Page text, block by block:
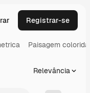
Registrar-se
Paisagem colorida
Relevância